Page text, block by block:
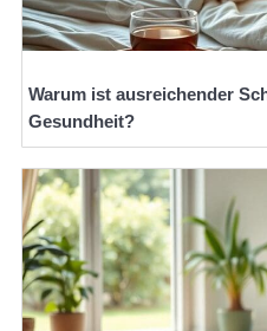
Warum ist ausreichender
Gesundheit?